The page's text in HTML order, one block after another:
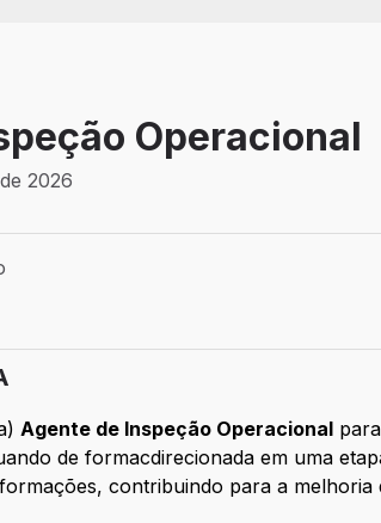
Operacional
2026
Efetivo
Agente de Inspeção Operacional
de formacdirecionada em uma
contribuindo para a